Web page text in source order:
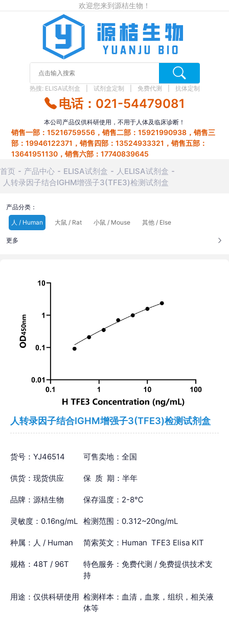
欢迎您来到源桔生物！
热搜: ELISA试剂盒 试剂盒定制 免费代测 抗体定制
电话：021-54479081
本公司产品仅供科研使用，不用于人体及临床诊断！
销售一部：15216759556，销售二部：15921990938，销售三
部：19946122371，销售四部：13524933321，销售五部：
13641951130，销售六部：17740839645
首页 产品中心 ELISA试剂盒
人ELISA试剂盒
人转录因子结合IGHM增强子3(TFE3)检测试剂盒
产品分类：
人 / Human
大鼠 / Rat 小鼠 / Mouse 其他 / Else
更多
人转录因子结合IGHM增强子3(TFE3)检测试剂盒
货号：YJ46514 可售卖地：全国
供货：现货供应 保 质 期：半年
品牌：源桔生物 保存温度：2-8℃
灵敏度：0.16ng/mL 检测范围：0.312~20ng/mL
种属：人 / Human 简索英文：Human TFE3 Elisa KIT
规格：48T / 96T
特色服务：免费代测 / 免费提供技术支
持
用途：仅供科研使用 检测样本：血清，血浆，组织，相关液
体等